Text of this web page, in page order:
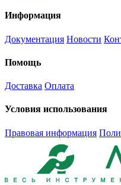
Информация
Документация Новости
Помощь
Доставка Оплата
Условия использования
Правовая информация